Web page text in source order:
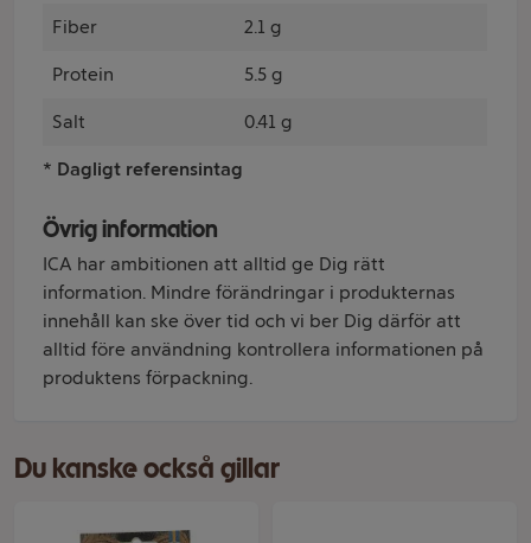
Fiber 2.1 g
Protein 5.5 g
Salt 0.41 g
* Dagligt referensintag
Övrig information
ICA har ambitionen att alltid ge Dig rätt
information. Mindre förändringar i produkternas
innehåll kan ske över tid och vi ber Dig därför att
alltid före användning kontrollera informationen på
produktens förpackning.
Du kanske också gillar